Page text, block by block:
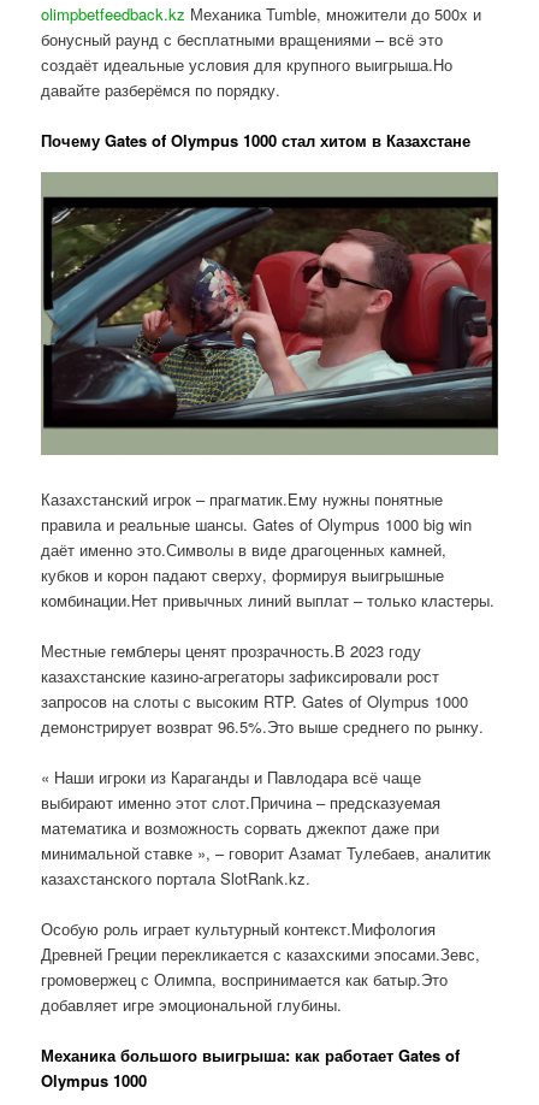
olimpbetfeedback.kz Механика Tumble, множители до 500x и
бонусный раунд с бесплатными вращениями – всё это
создаёт идеальные условия для крупного выигрыша.Но
давайте разберёмся по порядку.
Почему Gates of Olympus 1000 стал хитом в Казахстане
Казахстанский игрок – прагматик.Ему нужны понятные
правила и реальные шансы. Gates of Olympus 1000 big win
даёт именно это.Символы в виде драгоценных камней,
кубков и корон падают сверху, формируя выигрышные
комбинации.Нет привычных линий выплат – только кластеры.
Местные гемблеры ценят прозрачность.В 2023 году
казахстанские казино-агрегаторы зафиксировали рост
запросов на слоты с высоким RTP. Gates of Olympus 1000
демонстрирует возврат 96.5%.Это выше среднего по рынку.
« Наши игроки из Караганды и Павлодара всё чаще
выбирают именно этот слот.Причина – предсказуемая
математика и возможность сорвать джекпот даже при
минимальной ставке », – говорит Азамат Тулебаев, аналитик
казахстанского портала SlotRank.kz.
Особую роль играет культурный контекст.Мифология
Древней Греции перекликается с казахскими эпосами.Зевс,
громовержец с Олимпа, воспринимается как батыр.Это
добавляет игре эмоциональной глубины.
Механика большого выигрыша: как работает Gates of
Olympus 1000